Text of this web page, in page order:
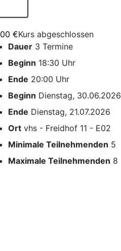
€Kurs abgeschlossen
Dauer 3 Termine
Beginn 18:30 Uhr
Ende 20:00 Uhr
Beginn Dienstag, 30.06.2026
Ende Dienstag, 21.07.2026
Ort vhs - Freidhof 11 - E02
Minimale Teilnehmenden 5
Maximale Teilnehmenden 8